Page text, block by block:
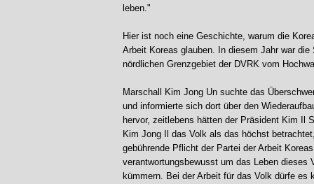
leben."
Hier ist noch eine Geschichte, warum die
Arbeit Koreas glauben. In diesem Jahr war die
nördlichen Grenzgebiet der DVRK vom
Marschall Kim Jong Un suchte das
und informierte sich dort über den
hervor, zeitlebens hätten der Präsident Kim Il
Kim Jong Il das Volk als das höchst
gebührende Pflicht der Partei der Arbeit
verantwortungsbewusst um das Leben dieses
kümmern. Bei der Arbeit für das Volk dürfe es